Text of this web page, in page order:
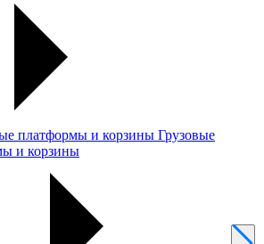
Грузовые
и корзины